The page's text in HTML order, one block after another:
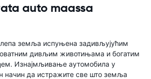
auto maassa
земља испуњена задивљујућим
дивљим животињама и богатим
Изнајмљивање аутомобила у
начин да истражите све што земља